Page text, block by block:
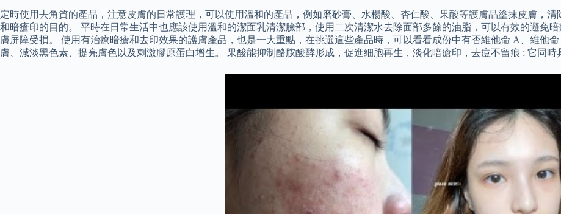
定時使用去角質的產品，注意皮膚的日常護理，可以使用溫和的產品，例如磨砂膏、水楊酸、杏仁酸、果酸等護膚品塗抹皮膚，
和暗瘡印的目的。 平時在日常生活中也應該使用溫和的潔面乳清潔臉部，使用二次清潔水去除面部多餘的油脂，可以有效的避免
膚屏障受損。 使用有治療暗瘡和去印效果的護膚產品，也是一大重點，在挑選這些產品時，可以看看成份中有否維他命 A、維他
膚、減淡黑色素、提亮膚色以及刺激膠原蛋白增生。 果酸能抑制酪胺酸酵形成，促進細胞再生，淡化暗瘡印，去痘不留痕 ; 它同